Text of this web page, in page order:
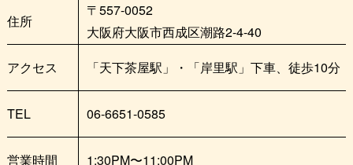
住所
〒557-0052
大阪府大阪市西成区潮路2-4-40
アクセス
「天下茶屋駅」・「岸里駅」下車、徒歩10分
TEL 06-6651-0585
営業時間 1:30PM〜11:00PM